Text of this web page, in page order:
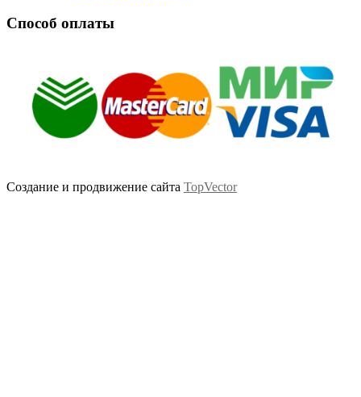
Способ оплаты
Создание и продвижение сайта TopVector